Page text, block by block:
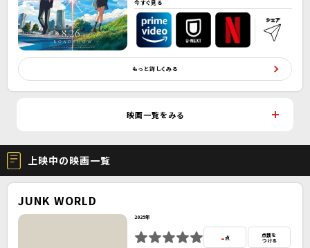
今すぐ見る
もっと詳しくみる
映画一覧をみる
上映中の映画一覧
JUNK WORLD
2025年
- 点
点数を
つける